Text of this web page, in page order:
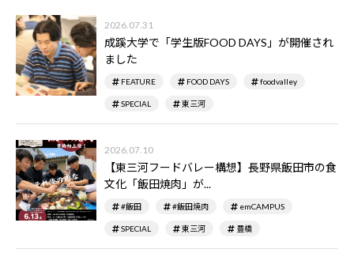
2026.07.31
成蹊大学で「学生版FOOD DAYS」が開催され
ました
FEATURE FOOD DAYS foodvalley
SPECIAL 東三河
2026.07.10
【東三河フードバレー構想】長野県飯田市の食
文化「飯田焼肉」が...
#飯田 #飯田焼肉 emCAMPUS
SPECIAL 東三河 豊橋